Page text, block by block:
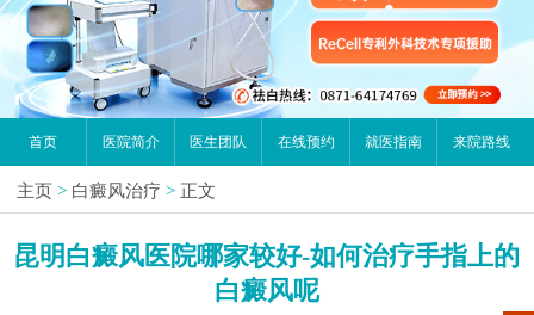
首页 医院简介 医生团队 在线预约 就医指南 来院路线
主页 > 白癜风治疗 > 正文
昆明白癜风医院哪家较好-如何治疗手指上的
白癜风呢